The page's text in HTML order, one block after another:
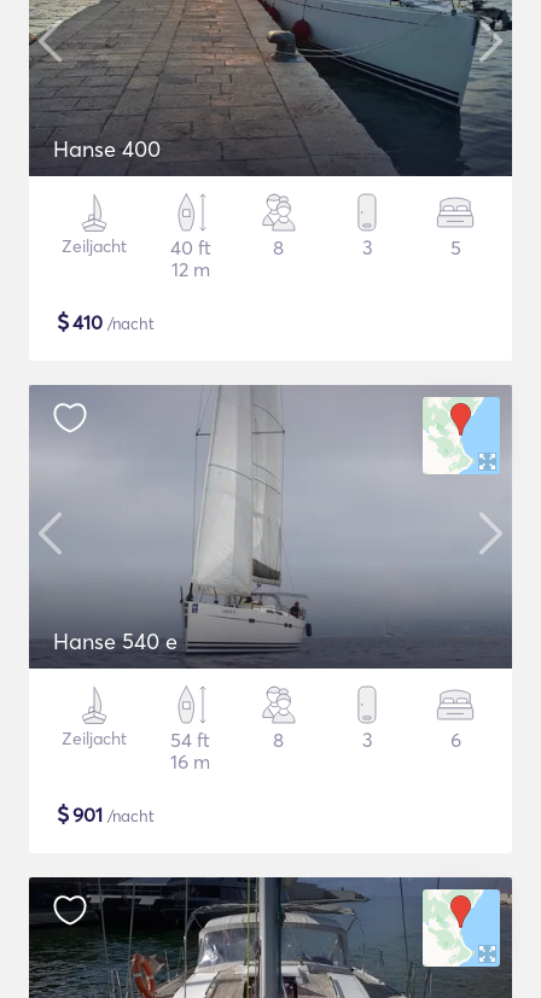
Hanse 400
Zeiljacht
40 ft
12 m
8 3 5
$410 /nacht
Hanse 540 e
Zeiljacht
54 ft
16 m
8 3 6
$901 /nacht